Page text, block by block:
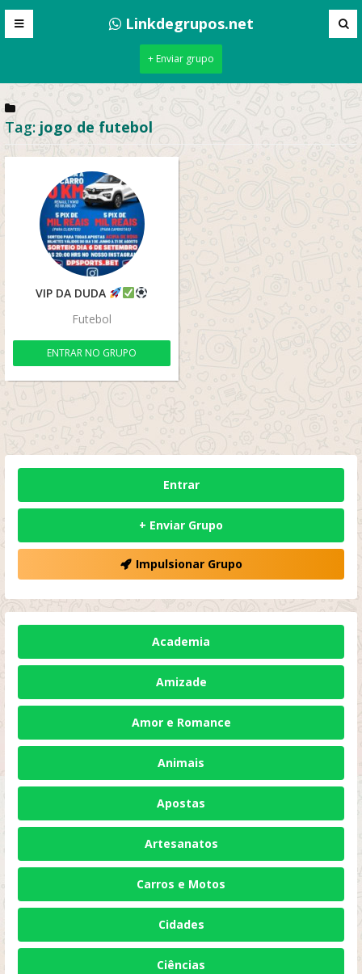
Linkdegrupos.net
+ Enviar grupo
Tag: jogo de futebol
VIP DA DUDA
Futebol
ENTRAR NO GRUPO
Entrar
+ Enviar Grupo
Impulsionar Grupo
Academia
Amizade
Amor e Romance
Animais
Apostas
Artesanatos
Carros e Motos
Cidades
Ciências